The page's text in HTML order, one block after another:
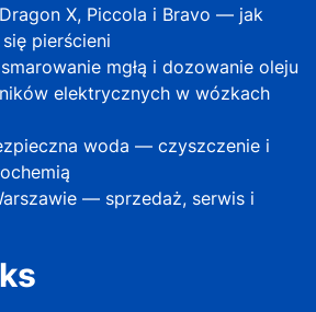
X, Piccola i Bravo — jak
pierścieni
mgłą i dozowanie oleju
elektrycznych w wózkach
woda — czyszczenie i
— sprzedaż, serwis i